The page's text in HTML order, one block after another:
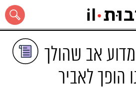
אב שהולך
הופך לאביר